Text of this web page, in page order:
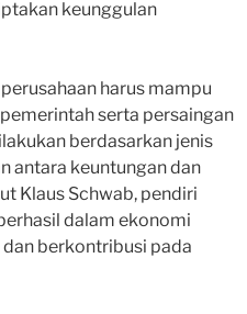
keunggulan
harus mampu
serta persaingan
berdasarkan jenis
antara keuntungan dan
Klaus Schwab, pendiri
dalam ekonomi
berkontribusi pada